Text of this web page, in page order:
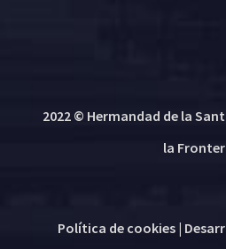
2022 © Hermandad de la
la
Política de cookies|